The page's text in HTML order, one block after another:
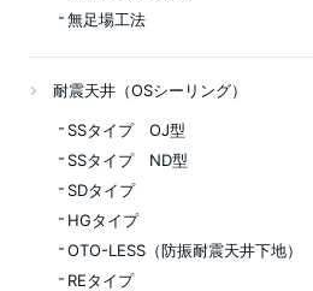
無足場工法
耐震天井（OSシーリング）
SSタイプ OJ型
SSタイプ ND型
SDタイプ
HGタイプ
OTO-LESS（防振耐震天井下地）
REタイプ